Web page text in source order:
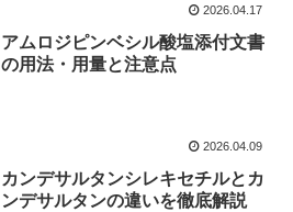
2026.04.17
アムロジピンベシル酸塩添付文書
の用法・用量と注意点
2026.04.09
カンデサルタンシレキセチルとカ
ンデサルタンの違いを徹底解説